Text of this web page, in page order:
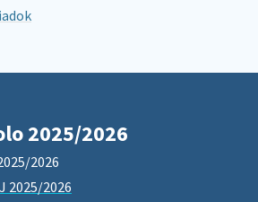
2025/2026
2026
2025/2026